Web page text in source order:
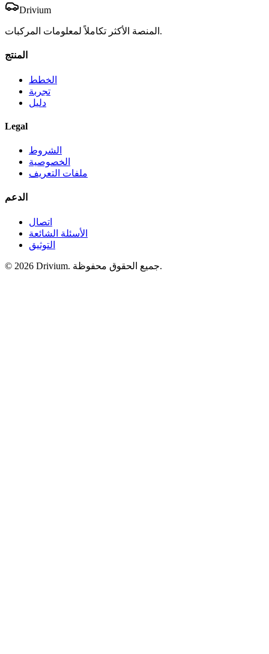
Drivium
المنصة الأكثر تكاملاً لمعلومات المركبات.
المنتج
الخطط
تجربة
دليل
Legal
الشروط
الخصوصية
ملفات التعريف
الدعم
اتصال
الأسئلة الشائعة
التوثيق
© 2026 Drivium. جميع الحقوق محفوظة.